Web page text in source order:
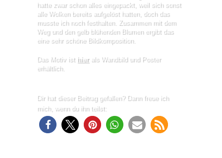
hatte zwar schon alles eingepackt, weil sich sonst
alle Wolken bereits aufgelöst hatten, doch das
musste ich noch festhalten. Zusammen mit dem
Weg und den gelb blühenden Blumen ergibt das
eine sehr schöne Bildkomposition.
Das Motiv ist hierals Wandbild und Poster
erhältlich.
Dir hat dieser Beitrag gefallen? Dann freue ich
mich, wenn du ihn teilst: